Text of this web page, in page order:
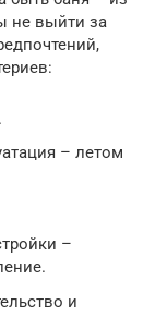
не выйти за
– летом
–
и